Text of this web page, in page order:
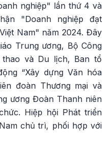
nghiệp" lần thứ 4 và
"Doanh nghiệp đạt
Nam" năm 2024. Đây
Trung ương, Bộ Công
và Du lịch, Ban tổ
“Xây dựng Văn hóa
đoàn Thương mại và
ương Đoàn Thanh niên
Hiệp hội Phát triển
chủ trì, phối hợp với